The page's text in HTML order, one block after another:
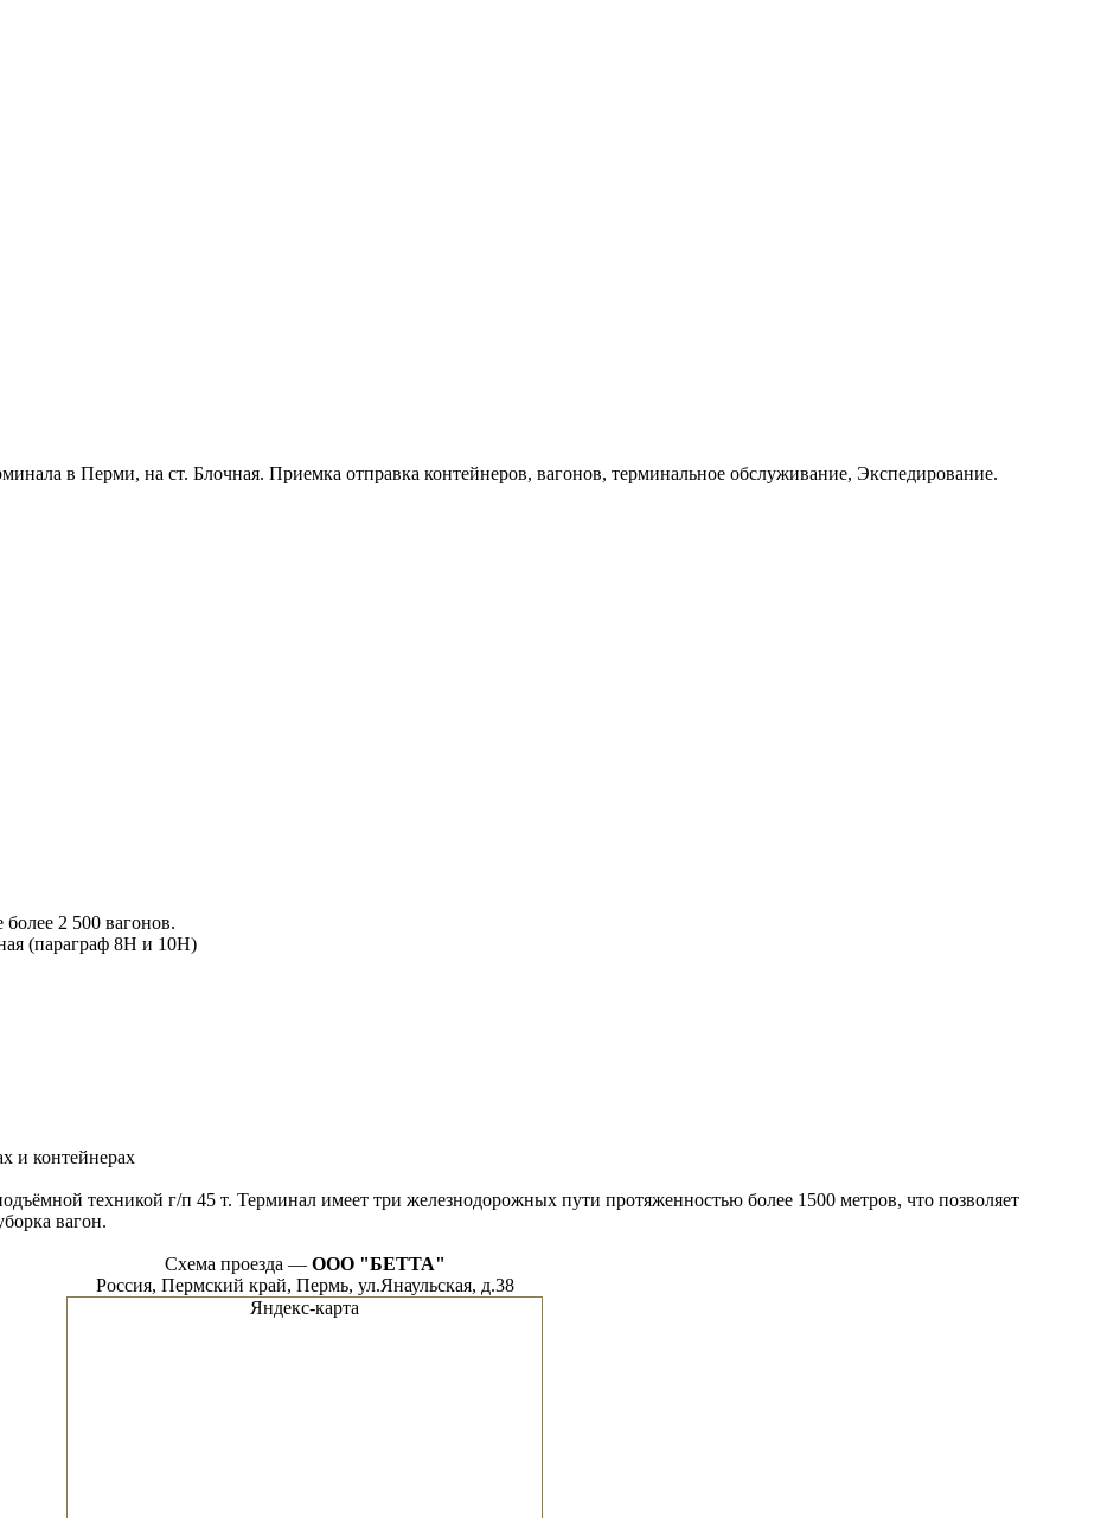
в Перми, на ст. Блочная. Приемка отправка контейнеров, вагонов, терминальное обслуживание, Экспедирование.
2 500 вагонов.
(параграф 8Н и 10Н)
и контейнерах
техникой г/п 45 т. Терминал имеет три железнодорожных пути протяженностью более 1500 метров, что позволяет
вагон.
Схема проезда — ООО "БЕТТА"
Россия, Пермский край, Пермь, ул.Янаульская, д.38
Яндекс-карта